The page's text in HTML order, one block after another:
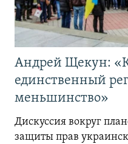
Андрей Щекун:
единственный
меньшинство»
Дискуссия вокруг
защиты прав